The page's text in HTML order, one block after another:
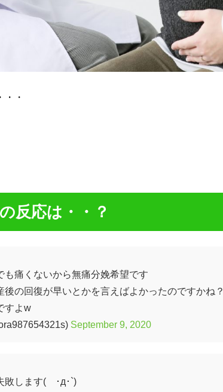
・・
反応は・・？
も痛くないから無痛分娩希望です
後の回復が早いとかを言えばよかったのですかね？
すよw
September 9, 2020
敗します(´･д･`)